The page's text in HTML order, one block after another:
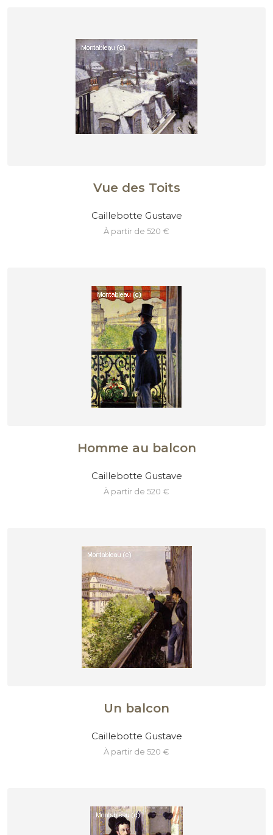
Vue des Toits
Caillebotte Gustave
à partir de 520 €
Homme au balcon
Caillebotte Gustave
à partir de 520 €
Un balcon
Caillebotte Gustave
à partir de 520 €